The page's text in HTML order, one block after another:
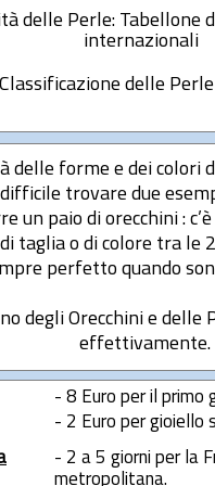
delle Perle: Tabellone
internazionali
Classificazione delle
delle forme e dei colori
trovare due
un paio di orecchini :
taglia o di colore tra le
perfetto quando
degli Orecchini e delle
effettivamente.
- 8 Euro per il primo
- 2 Euro per gioiello
- 2 a 5 giorni per la
metropolitana.